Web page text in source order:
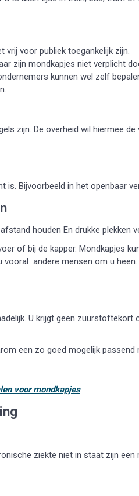
vrij voor publiek toegankelijk zijn.
zijn mondkapjes niet verplicht
kunnen wel zelf
zijn. De overheid wil hiermee
is. Bijvoorbeeld in het openbaar
houden En drukke plekken
of bij de kapper. Mondkapjes
vooral andere mensen om u
U krijgt geen zuurstoftekort
een zo goed mogelijk passend
voor mondkapjes.
ziekte niet in staat zijn een